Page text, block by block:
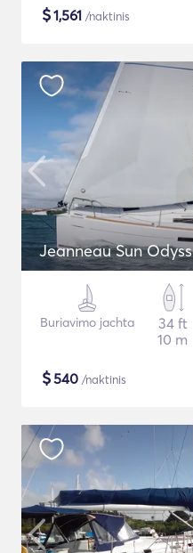
$1,561 /naktinis
Jeanneau Sun
Buriavimo jachta
34 ft
10 m
$540 /naktinis